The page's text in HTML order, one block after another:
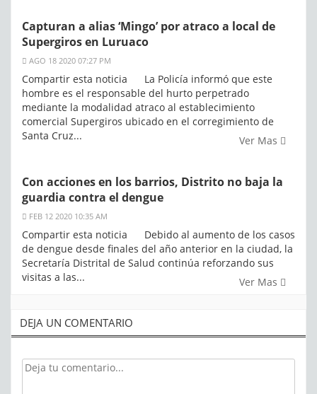
Capturan a alias ‘Mingo’ por atraco a local de
Supergiros en Luruaco
AGO 18 2020 07:27 PM
Compartir esta noticia La Policía informó que este
hombre es el responsable del hurto perpetrado
mediante la modalidad atraco al establecimiento
comercial Supergiros ubicado en el corregimiento de
Santa Cruz...
Ver Mas
Con acciones en los barrios, Distrito no baja la
guardia contra el dengue
FEB 12 2020 10:35 AM
Compartir esta noticia Debido al aumento de los casos
de dengue desde finales del año anterior en la ciudad, la
Secretaría Distrital de Salud continúa reforzando sus
visitas a las...
Ver Mas
DEJA UN COMENTARIO